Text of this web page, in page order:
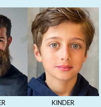
KINDER